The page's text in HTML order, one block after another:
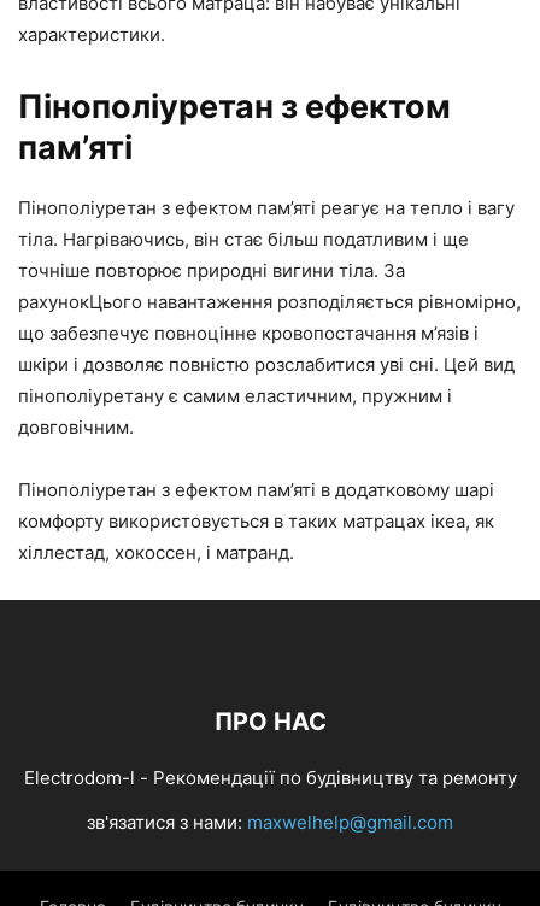
характеристики.
Пінополіуретан з ефектом
пам’яті
Пінополіуретан з ефектом пам’яті реагує на тепло і вагу
тіла. Нагріваючись, він стає більш податливим і ще
точніше повторює природні вигини тіла. За
рахунокЦього навантаження розподіляється рівномірно,
що забезпечує повноцінне кровопостачання м’язів і
шкіри і дозволяє повністю розслабитися уві сні. Цей вид
пінополіуретану є самим еластичним, пружним і
довговічним.
Пінополіуретан з ефектом пам’яті в додатковому шарі
комфорту використовується в таких матрацах ікеа, як
хіллестад, хокоссен, і матранд.
ПРО НАС
Electrodom-l - Рекомендації по будівництву та ремонту
зв'язатися з нами: maxwelhelp@gmail.com